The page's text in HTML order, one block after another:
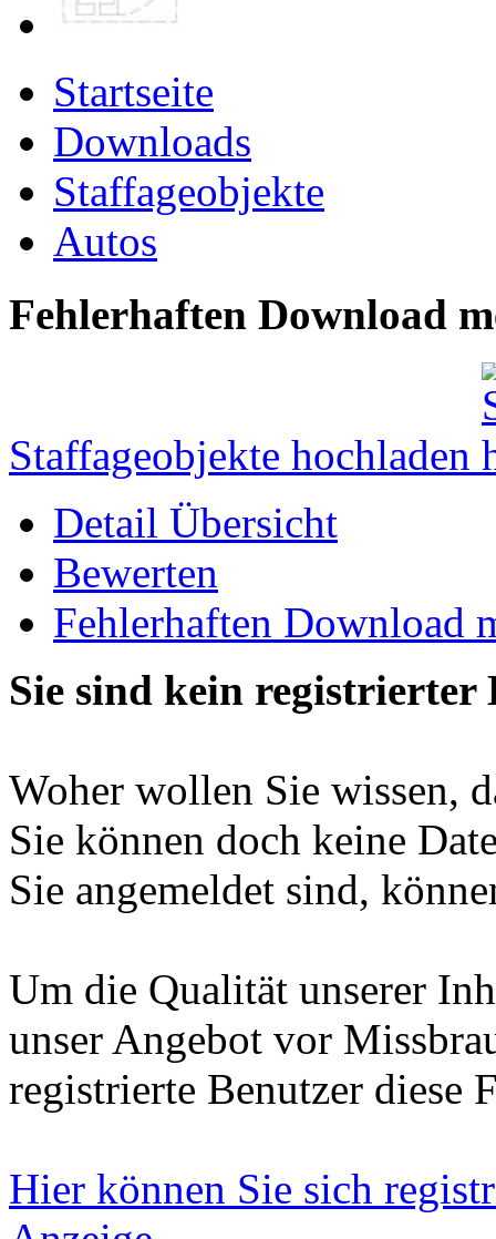
Startseite
Downloads
Staffageobjekte
Autos
Fehlerhaften Download
Staffageobjekte hochladen
Detail Übersicht
Bewerten
Fehlerhaften Download
Sie sind kein registrierter
Woher wollen Sie wissen,
Sie können doch keine
Sie angemeldet sind,
Um die Qualität unserer
unser Angebot vor
registrierte Benutzer diese
Hier können Sie sich